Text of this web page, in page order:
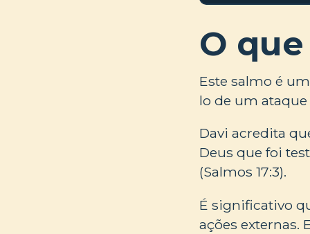
O
Este salmo é
lo de um ataque
Davi acredita
Deus que foi
(Salmos 17:3).
É significativo
ações externas.